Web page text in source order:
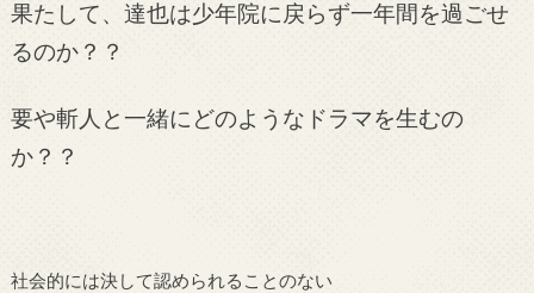
果たして、達也は少年院に戻らず一年間を過ごせ
るのか？？
要や斬人と一緒にどのようなドラマを生むの
か？？
社会的には決して認められることのない